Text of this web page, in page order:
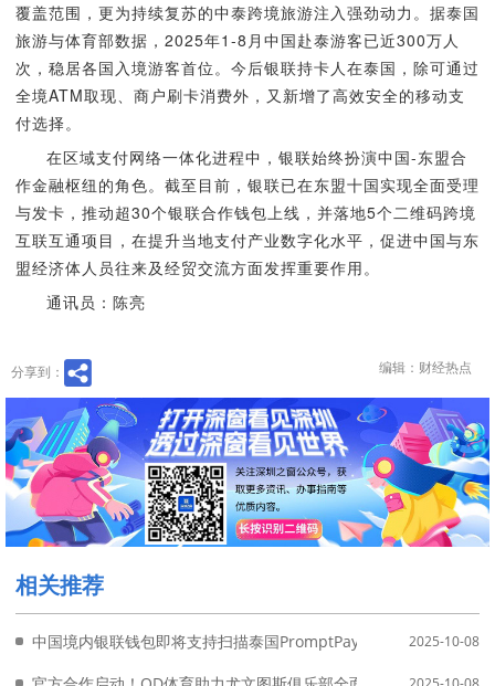
覆盖范围，更为持续复苏的中泰跨境旅游注入强劲动力。据泰国
旅游与体育部数据，2025年1-8月中国赴泰游客已近300万人
次，稳居各国入境游客首位。今后银联持卡人在泰国，除可通过
全境ATM取现、商户刷卡消费外，又新增了高效安全的移动支
付选择。
在区域支付网络一体化进程中，银联始终扮演中国-东盟合
作金融枢纽的角色。截至目前，银联已在东盟十国实现全面受理
与发卡，推动超30个银联合作钱包上线，并落地5个二维码跨境
互联互通项目，在提升当地支付产业数字化水平，促进中国与东
盟经济体人员往来及经贸交流方面发挥重要作用。
通讯员：陈亮
分享到： 编辑：财经热点
相关推荐
中国境内银联钱包即将支持扫描泰国PromptPay二维码支付 中泰跨
2025-10-08